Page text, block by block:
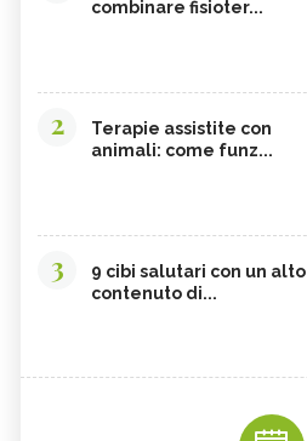
combinare fisioter...
2
Terapie assistite con
animali: come funz...
3
9 cibi salutari con un alto
contenuto di...